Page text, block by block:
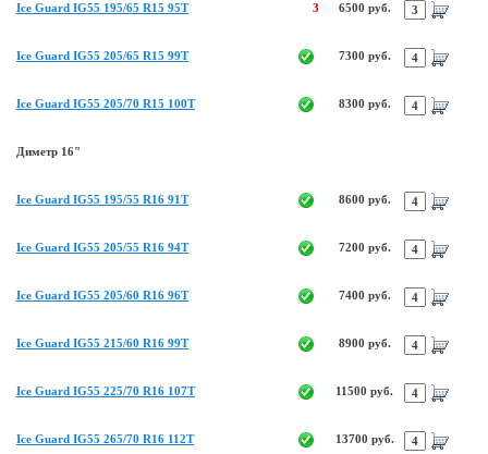
Ice Guard IG55 195/65 R15 95T 3 6500 руб.
Ice Guard IG55 205/65 R15 99T 7300 руб.
Ice Guard IG55 205/70 R15 100T 8300 руб.
Диметр 16"
Ice Guard IG55 195/55 R16 91T 8600 руб.
Ice Guard IG55 205/55 R16 94T 7200 руб.
Ice Guard IG55 205/60 R16 96T 7400 руб.
Ice Guard IG55 215/60 R16 99T 8900 руб.
Ice Guard IG55 225/70 R16 107T 11500 руб.
Ice Guard IG55 265/70 R16 112T 13700 руб.